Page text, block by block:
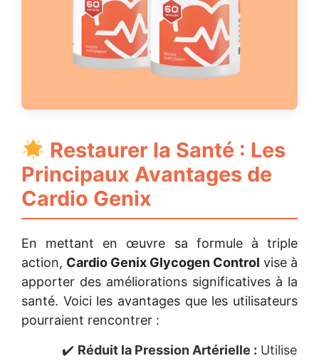
Restaurer la Santé : Les
Principaux Avantages de
Cardio Genix
En mettant en œuvre sa formule à triple
action, Cardio Genix Glycogen Control vise à
apporter des améliorations significatives à la
santé. Voici les avantages que les utilisateurs
pourraient rencontrer :
Réduit la Pression Artérielle : Utilise